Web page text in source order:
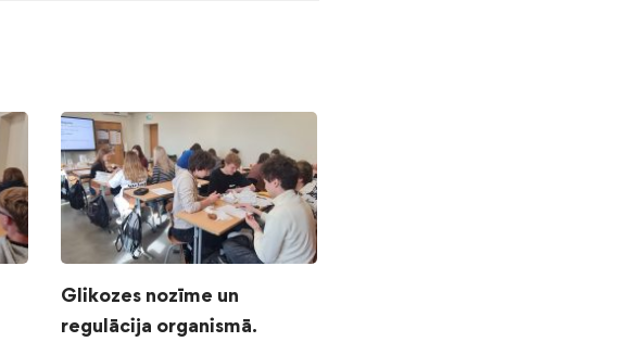
Glikozes nozīme un
regulācija organismā.